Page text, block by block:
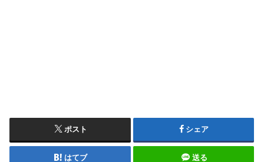
ポスト シェア
はてブ 送る